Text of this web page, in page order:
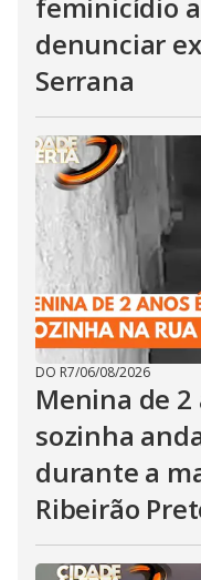
denunciar
Serrana
DO R7/06/08/2026
Menina de
sozinha
durante a
Ribeirão